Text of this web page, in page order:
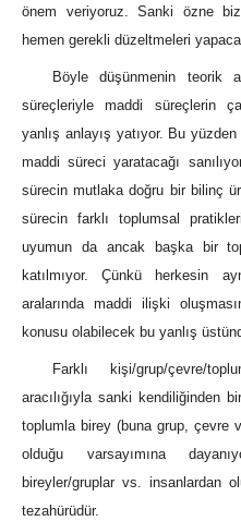
önem veriyoruz. Sanki özne
hemen gerekli düzeltmeleri
Böyle düşünmenin teorik
süreçleriyle maddi süreçlerin
yanlış anlayış yatıyor. Bu
maddi süreci yaratacağı
sürecin mutlaka doğru bir bilinç
sürecin farklı toplumsal
uyumun da ancak başka bir
katılmıyor. Çünkü herkesin
aralarında maddi ilişki
konusu olabilecek bu yanlış
Farklı kişi/grup/çevre/
aracılığıyla sanki kendiliğinden
toplumla birey (buna grup, çevre
olduğu varsayımına
bireyler/gruplar vs. insanlardan
tezahürüdür.